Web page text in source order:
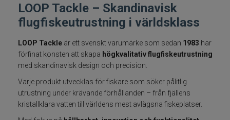
Småplock
Tillbehör
Flugbindning
Flugfiske
Vinterfiske
LOOP Tackle – Skandinavisk
flugfiskeutrustning i världsklass
LOOP Tackle är ett svenskt varumärke som sedan 1983 har
förfinat konsten att skapa högkvalitativ flugfiskeutrustning
med skandinavisk design och precision.
Varje produkt utvecklas för fiskare som söker pålitlig
utrustning under krävande förhållanden – från fjällens
kristallklara vatten till världens mest avlägsna fiskeplatser.